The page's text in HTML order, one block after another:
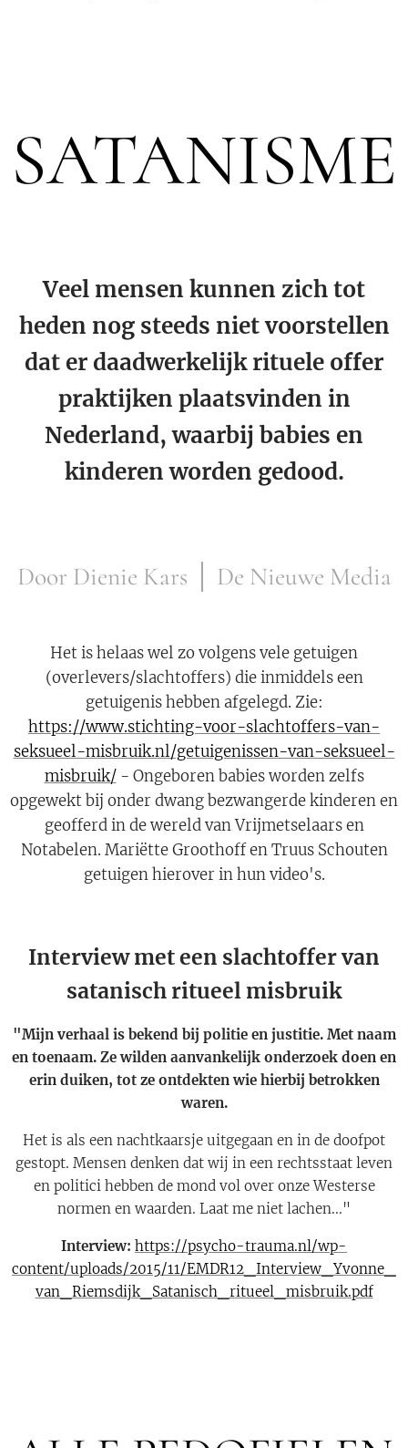
SATANISME
Veel mensen kunnen zich tot
heden nog steeds niet voorstellen
dat er daadwerkelijk rituele offer
praktijken plaatsvinden in
Nederland, waarbij babies en
kinderen worden gedood.
Door Dienie Kars │ De Nieuwe Media
Het is helaas wel zo volgens vele getuigen
(overlevers/slachtoffers) die inmiddels een
getuigenis hebben afgelegd. Zie:
https://www.stichting-voor-slachtoffers-van-
seksueel-misbruik.nl/getuigenissen-van-seksueel-
misbruik/- Ongeboren babies worden zelfs
opgewekt bij onder dwang bezwangerde kinderen en
geofferd in de wereld van Vrijmetselaars en
Notabelen. Mariëtte Groothoff en Truus Schouten
getuigen hierover in hun video's.
Interview met een slachtoffer van
satanisch ritueel misbruik
"Mijn verhaal is bekend bij politie en justitie. Met naam
en toenaam. Ze wilden aanvankelijk onderzoek doen en
erin duiken, tot ze ontdekten wie hierbij betrokken
waren.
Het is als een nachtkaarsje uitgegaan en in de doofpot
gestopt. Mensen denken dat wij in een rechtsstaat leven
en politici hebben de mond vol over onze Westerse
normen en waarden. Laat me niet lachen..."
Interview: https://psycho-trauma.nl/wp-
content/uploads/2015/11/EMDR12_Interview_Yvonne_
van_Riemsdijk_Satanisch_ritueel_misbruik.pdf